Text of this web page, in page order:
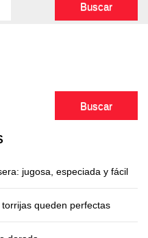
jugosa, especiada y fácil
queden perfectas